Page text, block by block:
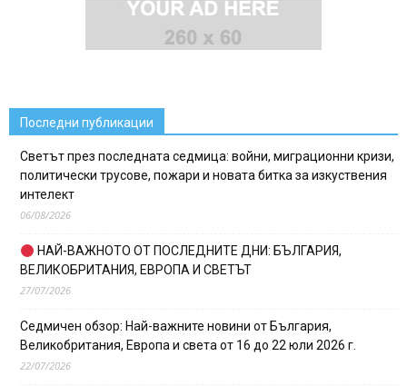
Последни публикации
Светът през последната седмица: войни, миграционни кризи,
политически трусове, пожари и новата битка за изкуствения
интелект
06/08/2026
НАЙ-ВАЖНОТО ОТ ПОСЛЕДНИТЕ ДНИ: БЪЛГАРИЯ,
ВЕЛИКОБРИТАНИЯ, ЕВРОПА И СВЕТЪТ
27/07/2026
Седмичен обзор: Най-важните новини от България,
Великобритания, Европа и света от 16 до 22 юли 2026 г.
22/07/2026